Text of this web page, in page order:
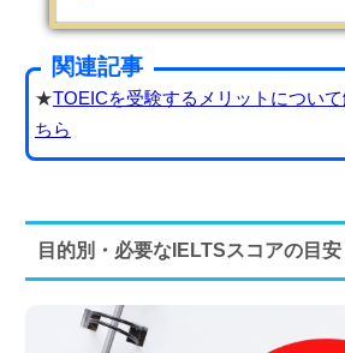
関連記事
★TOEICを受験するメリットについ
ちら
目的別・必要なIELTSスコアの目安